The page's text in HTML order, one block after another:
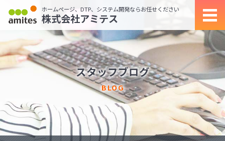
ホームページ、DTP、システム開発ならお任せください
株式会社アミテス
スタッフブログ
BLOG